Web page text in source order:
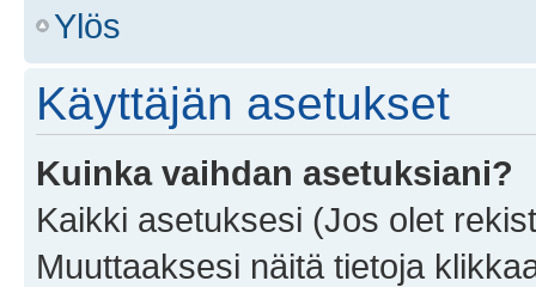
Ylös
Käyttäjän asetukset
Kuinka vaihdan asetuksiani?
Kaikki asetuksesi (Jos olet
Muuttaaksesi näitä tietoja